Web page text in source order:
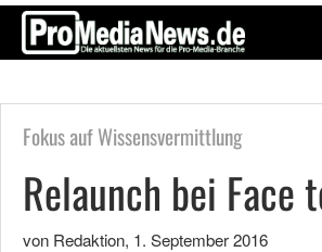
Fokus auf Wissensvermittlung
Relaunch bei Face
von Redaktion, 1. September 2016